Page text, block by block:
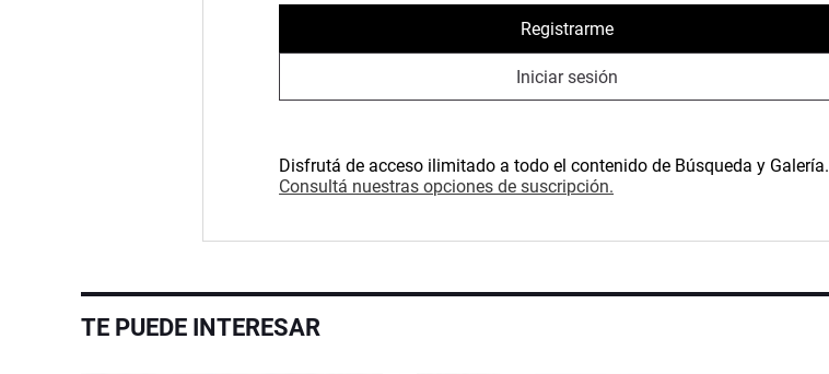
Registrarme
Iniciar sesión
Disfrutá de acceso ilimitado a todo el contenido de Búsqueda y Galería.
Consultá nuestras opciones de suscripción.
TE PUEDE INTERESAR